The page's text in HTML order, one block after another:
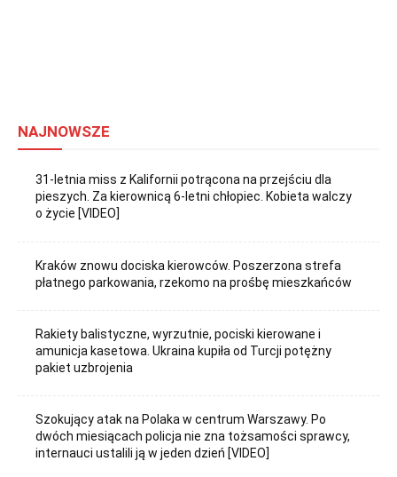
NAJNOWSZE
31-letnia miss z Kalifornii potrącona na przejściu dla
pieszych. Za kierownicą 6-letni chłopiec. Kobieta walczy
o życie [VIDEO]
Kraków znowu dociska kierowców. Poszerzona strefa
płatnego parkowania, rzekomo na prośbę mieszkańców
Rakiety balistyczne, wyrzutnie, pociski kierowane i
amunicja kasetowa. Ukraina kupiła od Turcji potężny
pakiet uzbrojenia
Szokujący atak na Polaka w centrum Warszawy. Po
dwóch miesiącach policja nie zna tożsamości sprawcy,
internauci ustalili ją w jeden dzień [VIDEO]